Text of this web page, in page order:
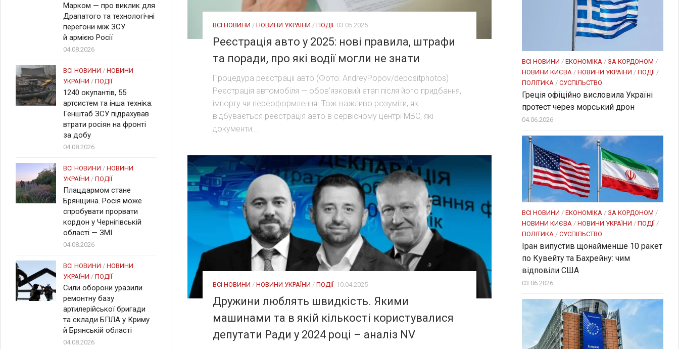
ВСІ НОВИНИ / НОВИНИ УКРАЇНИ / ПОДІЇ 03.05.2025
Реєстрація авто у 2025: нові правила, штрафи
та поради, про які водії могли не знати
Процедура реєстрації авто (Фото: AndreyPopov/depositphotos)
Реєстрація автомобіля — обов’язковий етап після його придбання,
імпорту чи переоформлення. Тож важливо розуміти, як
відбувається реєстрація авто в сервісному центрі МВС, які
документи...
ВСІ НОВИНИ / НОВИНИ УКРАЇНИ / ПОДІЇ 10.04.2025
Дружини люблять швидкість. Якими
машинами та в якій кількості користувалися
депутати Ради у 2024 році – аналіз NV
Марком — про виклик для
Драпатого та технологічні
перегони між ЗСУ
й армією Росії
04.08.2026
ВСІ НОВИНИ / НОВИНИ
УКРАЇНИ / ПОДІЇ
1240 окупантів, 55
артсистем та інша техніка:
Генштаб ЗСУ підрахував
втрати росіян на фронті
за добу
04.08.2026
ВСІ НОВИНИ / НОВИНИ
УКРАЇНИ / ПОДІЇ
Плацдармом стане
Брянщина. Росія може
спробувати прорвати
кордон у Чернігівській
області — ЗМІ
04.08.2026
ВСІ НОВИНИ / НОВИНИ
УКРАЇНИ / ПОДІЇ
Сили оборони уразили
ремонтну базу
артилерійської бригади
та склади БПЛА у Криму
й Брянській області
04.08.2026
ВСІ НОВИНИ / ЕКОНОМІКА / ЗА КОРДОНОМ /
НОВИНИ КИЄВА / НОВИНИ УКРАЇНИ / ПОДІЇ /
ПОЛІТИКА / СУСПІЛЬСТВО
Греція офіційно висловила Україні
протест через морський дрон
04.06.2026
ВСІ НОВИНИ / ЕКОНОМІКА / ЗА КОРДОНОМ /
НОВИНИ КИЄВА / НОВИНИ УКРАЇНИ / ПОДІЇ /
ПОЛІТИКА / СУСПІЛЬСТВО
Іран випустив щонайменше 10 ракет
по Кувейту та Бахрейну: чим
відповіли США
03.06.2026